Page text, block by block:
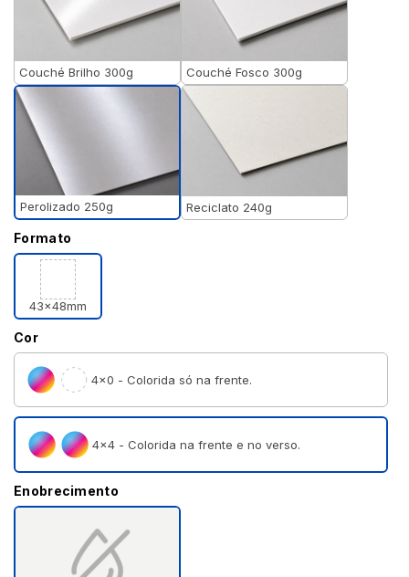
Couché Brilho 300g Couché Fosco 300g
Perolizado 250g Reciclato 240g
Formato
43x48mm
Cor
4×0 - Colorida só na frente.
4×4 - Colorida na frente e no verso.
Enobrecimento